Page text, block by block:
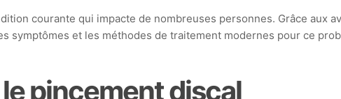
courante qui impacte de nombreuses personnes. Grâce aux
symptômes et les méthodes de traitement modernes pour ce
pincement discal